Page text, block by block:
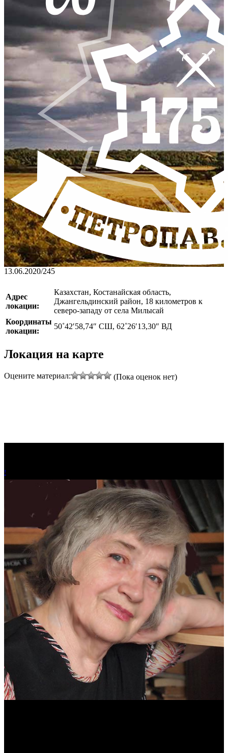
13.06.2020/245
Адрес
локации:
Казахстан, Костанайская область,
Джангельдинский район, 18 километров к
северо-западу от села Милысай
Координаты
локации:
50˚42′58,74″ СШ, 62˚26′13,30″ ВД
Локация на карте
Оцените материал: (Пока оценок нет)
!